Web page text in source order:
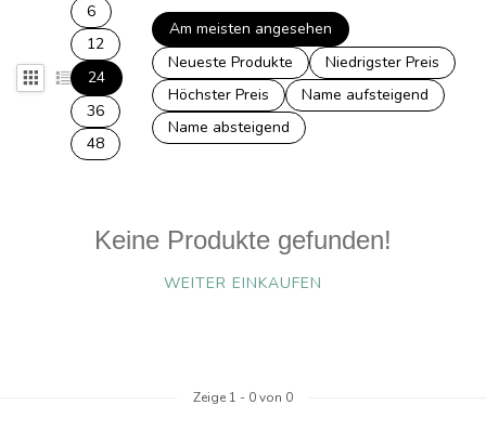
6
12
24
36
48
Am meisten angesehen
Neueste Produkte
Niedrigster Preis
Höchster Preis
Name aufsteigend
Name absteigend
Keine Produkte gefunden!
WEITER EINKAUFEN
Zeige 1 - 0von 0